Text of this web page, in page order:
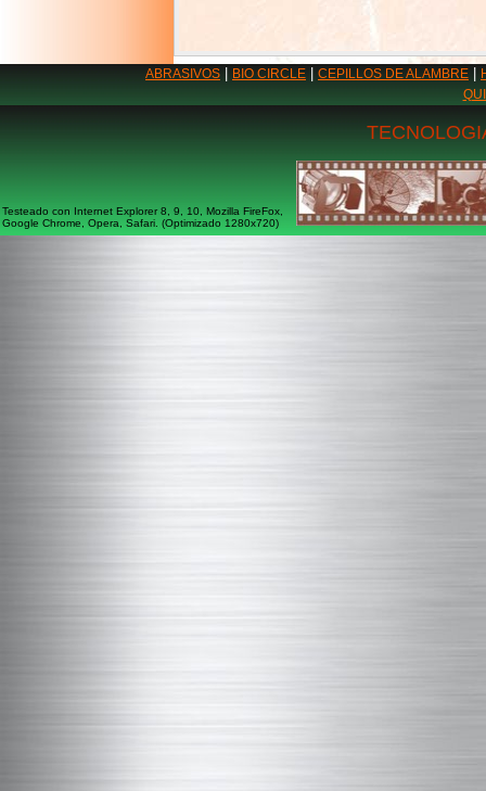
ABRASIVOS BIO CIRCLE CEPILLOS DE ALAMBRE
Testeado con Internet Explorer 8, 9, 10, Mozilla FireFox,
Google Chrome, Opera, Safari. (Optimizado 1280x720)